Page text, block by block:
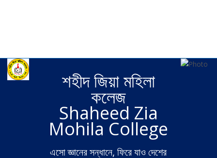
শহীদ জিয়া মহিলা
কলেজ
Shaheed Zia
Mohila College
এসো জ্ঞানের সন্ধানে, ফিরে যাও দেশের